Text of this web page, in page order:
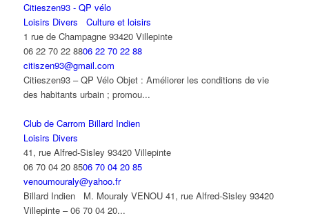
Citieszen93 - QP vélo
Loisirs Divers
Culture et loisirs
1 rue de Champagne 93420 Villepinte
06 22 70 22 8806 22 70 22 88
citiszen93@gmail.com
Citieszen93 – QP Vélo Objet : Améliorer les conditions de vie
des habitants urbain ; promou...
Club de Carrom Billard Indien
Loisirs Divers
41, rue Alfred-Sisley 93420 Villepinte
06 70 04 20 8506 70 04 20 85
venoumouraly@yahoo.fr
Billard Indien M. Mouraly VENOU 41, rue Alfred-Sisley 93420
Villepinte – 06 70 04 20...